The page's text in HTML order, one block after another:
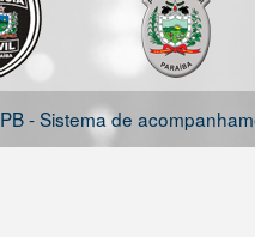
- Sistema de